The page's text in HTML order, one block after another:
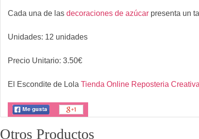
Cada una de las decoraciones de azúcarpresenta un
Unidades: 12 unidades
Precio Unitario: 3.50€
El Escondite de Lola Tienda Online Reposteria Creativa
Otros Productos